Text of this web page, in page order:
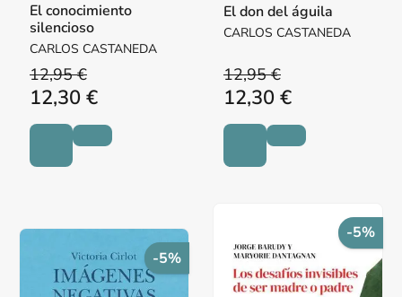
El conocimiento
silencioso
CARLOS CASTANEDA
12,95 €
12,30 €
El don del águila
CARLOS CASTANEDA
12,95 €
12,30 €
-5%
-5%